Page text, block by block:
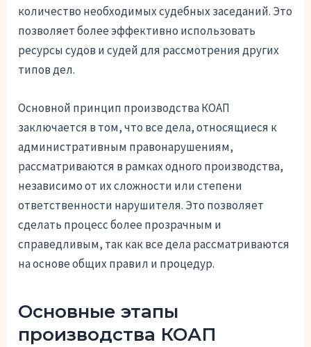
количество необходимых судебных заседаний. Это
позволяет более эффективно использовать
ресурсы судов и судей для рассмотрения других
типов дел.
Основной принцип производства КОАП
заключается в том, что все дела, относящиеся к
административным правонарушениям,
рассматриваются в рамках одного производства,
независимо от их сложности или степени
ответственности нарушителя. Это позволяет
сделать процесс более прозрачным и
справедливым, так как все дела рассматриваются
на основе общих правил и процедур.
Основные этапы
производства КОАП